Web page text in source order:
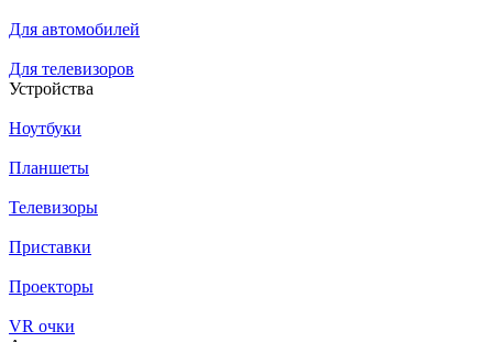
Для автомобилей
Для телевизоров
Устройства
Ноутбуки
Планшеты
Телевизоры
Приставки
Проекторы
VR очки